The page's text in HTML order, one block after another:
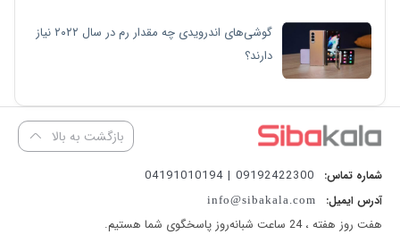
گوشی‌های اندرویدی چه مقدار رم در سال ۲۰۲۲ نیاز
دارند؟
بازگشت به بالا
شماره تماس: 09192422300 | 04191010194
آدرس ایمیل: info@sibakala.com
هفت روز هفته ، 24 ساعت شبانه‌روز پاسخگوی شما هستیم.